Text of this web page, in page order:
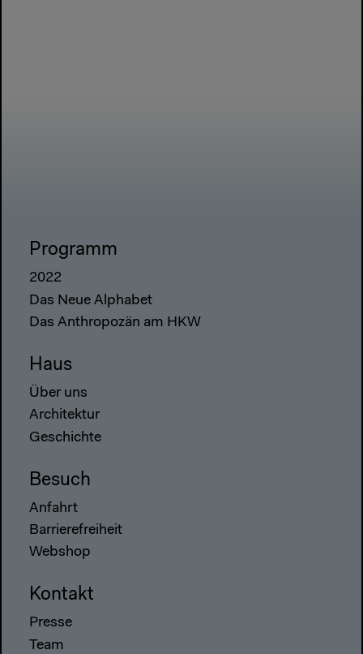
Programm
2022
Das Neue Alphabet
Das Anthropozän am HKW
Haus
Über uns
Architektur
Geschichte
Besuch
Anfahrt
Barrierefreiheit
Webshop
Kontakt
Presse
Team